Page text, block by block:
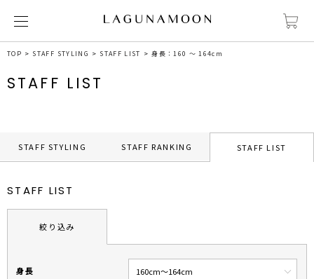
TOP STAFF STYLING STAFF LIST 身長：160 ～ 164cm
STAFF LIST
STAFF STYLING STAFF RANKING STAFF LIST
STAFF LIST
絞り込み
身長